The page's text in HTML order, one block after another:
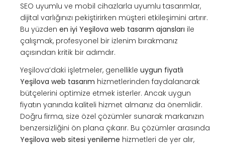
SEO uyumlu ve mobil cihazlarla uyumlu tasarımlar,
dijital varlığınızı pekiştirirken müşteri etkileşimini artırır.
Bu yüzden en iyi Yeşilova web tasarım ajansları ile
çalışmak, profesyonel bir izlenim bırakmanız
açısından kritik bir adımdır.
Yeşilova’daki işletmeler, genellikle uygun fiyatlı
Yeşilova web tasarım hizmetlerinden faydalanarak
bütçelerini optimize etmek isterler. Ancak uygun
fiyatın yanında kaliteli hizmet almanız da önemlidir.
Doğru firma, size özel çözümler sunarak markanızın
benzersizliğini ön plana çıkarır. Bu çözümler arasında
Yeşilova web sitesi yenileme hizmetleri de yer alır,